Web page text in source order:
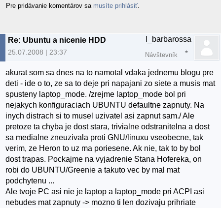
Pre pridávanie komentárov sa musíte prihlásiť
Re: Ubuntu a nicenie HDD
25.07.2008 | 23:37
l_barbarossa
Návštevník
akurat som sa dnes na to namotal vdaka jednemu blogu pre
deti - ide o to, ze sa to deje pri napajani zo siete a musis mat
spusteny laptop_mode. /zrejme laptop_mode bol pri
nejakych konfiguraciach UBUNTU defaultne zapnuty. Na
inych distrach si to musel uzivatel asi zapnut sam./ Ale
pretoze ta chyba je dost stara, trivialne odstranitelna a dost
sa medialne zneuzivala proti GNU/linuxu vseobecne, tak
verim, ze Heron to uz ma poriesene. Ak nie, tak to by bol
dost trapas. Pockajme na vyjadrenie Stana Hofereka, on
robi do UBUNTU/Greenie a takuto vec by mal mat
podchytenu ...
Ale tvoje PC asi nie je laptop a laptop_mode pri ACPI asi
nebudes mat zapnuty -> mozno ti len dozivaju prihriate